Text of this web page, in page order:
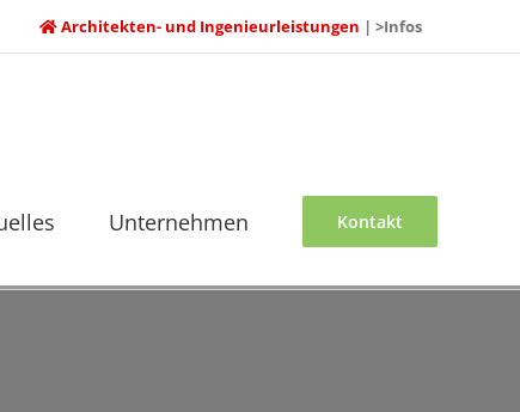
Architekten- und Ingenieurleistungen | >Infos
Unternehmen Kontakt